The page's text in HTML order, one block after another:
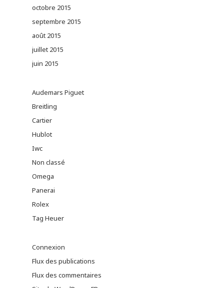
octobre 2015
septembre 2015
août 2015
juillet 2015
juin 2015
Audemars Piguet
Breitling
Cartier
Hublot
Iwc
Non classé
Omega
Panerai
Rolex
Tag Heuer
Connexion
Flux des publications
Flux des commentaires